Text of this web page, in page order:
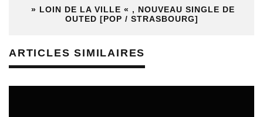
» LOIN DE LA VILLE « , NOUVEAU SINGLE DE
OUTED [POP / STRASBOURG]
ARTICLES SIMILAIRES